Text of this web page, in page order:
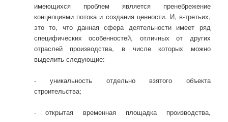
имеющихся проблем является пренебрежение
концепциями потока и создания ценности. И, в-третьих,
это то, что данная сфера деятельности имеет ряд
специфических особенностей, отличных от других
отраслей производства, в числе которых можно
выделить следующие:
- уникальность отдельно взятого объекта
строительства;
- открытая временная площадка производства,